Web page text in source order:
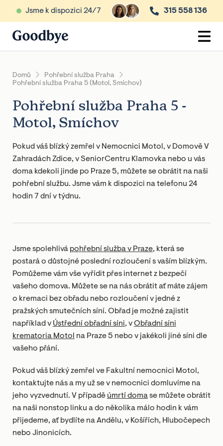
Jsme k dispozici 24/7 315 558 136
Domů
Pohřební služba Praha
Pohřební služba Praha 5 (Motol, Smíchov)
Pohřební služba Praha 5 -
Motol, Smíchov
Pokud váš blízký zemřel v Nemocnici Motol, v Domově V
Zahradách Zdice, v SeniorCentru Klamovka nebo u vás
doma kdekoli jinde po Praze 5, můžete se obrátit na naši
pohřební službu. Jsme vám k dispozici na telefonu 24
hodin 7 dní v týdnu.
Jsme spolehlivá pohřební služba v Praze, která se
postará o důstojné poslední rozloučení s vaším blízkým.
Pomůžeme vám vše vyřídit přes internet z bezpečí
vašeho domova. Můžete se na nás obrátit ať máte zájem
o kremaci bez obřadu nebo rozloučení v jedné z
pražských smutečních síní. Obřad je možné zajistit
například v Ústřední obřadní síni, vObřadní síni
krematoria Motol na Praze 5 nebo v jakékoli jiné síni dle
vašeho přání.
Pokud váš blízký zemřel ve Fakultní nemocnici Motol,
kontaktujte nás a my už se v nemocnici domluvíme na
jeho vyzvednutí. V případě úmrtí domase můžete obrátit
na naši nonstop linku a do několika málo hodin k vám
přijedeme, ať bydlíte na Andělu, v Košířích, Hlubočepech
nebo Jinonicích.